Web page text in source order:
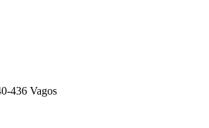
436 Vagos